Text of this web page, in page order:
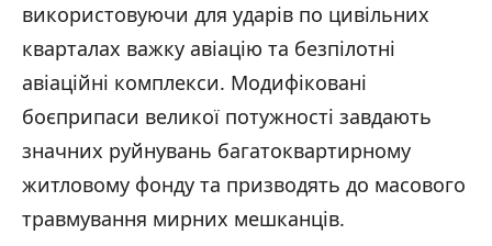
використовуючи для ударів по цивільних
кварталах важку авіацію та безпілотні
авіаційні комплекси. Модифіковані
боєприпаси великої потужності завдають
значних руйнувань багатоквартирному
житловому фонду та призводять до масового
травмування мирних мешканців.